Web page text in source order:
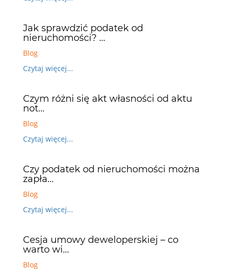
Jak sprawdzić podatek od
nieruchomości? ...
Blog
Czytaj więcej...
Czym różni się akt własności od aktu
not...
Blog
Czytaj więcej...
Czy podatek od nieruchomości można
zapła...
Blog
Czytaj więcej...
Cesja umowy deweloperskiej – co
warto wi...
Blog